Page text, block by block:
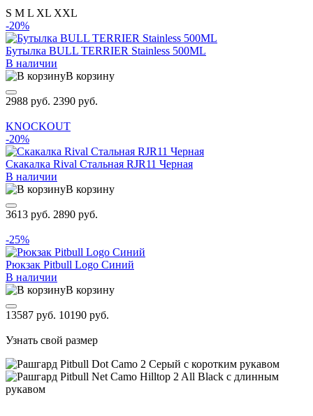
S M L XL XXL
-20%
Бутылка BULL TERRIER Stainless 500ML
В наличии
В корзину
2988 руб. 2390 руб.
KNOCKOUT
-20%
Скакалка Rival Стальная RJR11 Черная
В наличии
В корзину
3613 руб. 2890 руб.
-25%
Рюкзак Pitbull Logo Синий
В наличии
В корзину
13587 руб. 10190 руб.
Узнать свой размер